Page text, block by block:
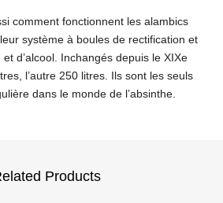
comment fonctionnent les alambics
système à boules de rectification et
d’alcool. Inchangés depuis le XIXe
l’autre 250 litres. Ils sont les seuls
dans le monde de l’absinthe.
Products